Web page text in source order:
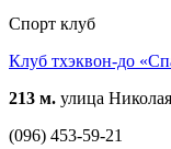
Спорт клуб
Клуб тхэквон-до
213 м. улица
(096) 453-59-21